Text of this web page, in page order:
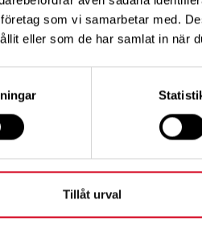
som vi samarbetar med.
eller som de har samlat in när
Tillåt urval
FÖRDJUPNING